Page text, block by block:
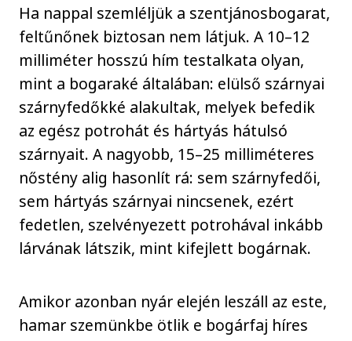
Ha nappal szemléljük a szentjánosbogarat,
feltűnőnek biztosan nem látjuk. A 10–12
milliméter hosszú hím testalkata olyan,
mint a bogaraké általában: elülső szárnyai
szárnyfedőkké alakultak, melyek befedik
az egész potrohát és hártyás hátulsó
szárnyait. A nagyobb, 15–25 milliméteres
nőstény alig hasonlít rá: sem szárnyfedői,
sem hártyás szárnyai nincsenek, ezért
fedetlen, szelvényezett potrohával inkább
lárvának látszik, mint kifejlett bogárnak.
Amikor azonban nyár elején leszáll az este,
hamar szemünkbe ötlik e bogárfaj híres